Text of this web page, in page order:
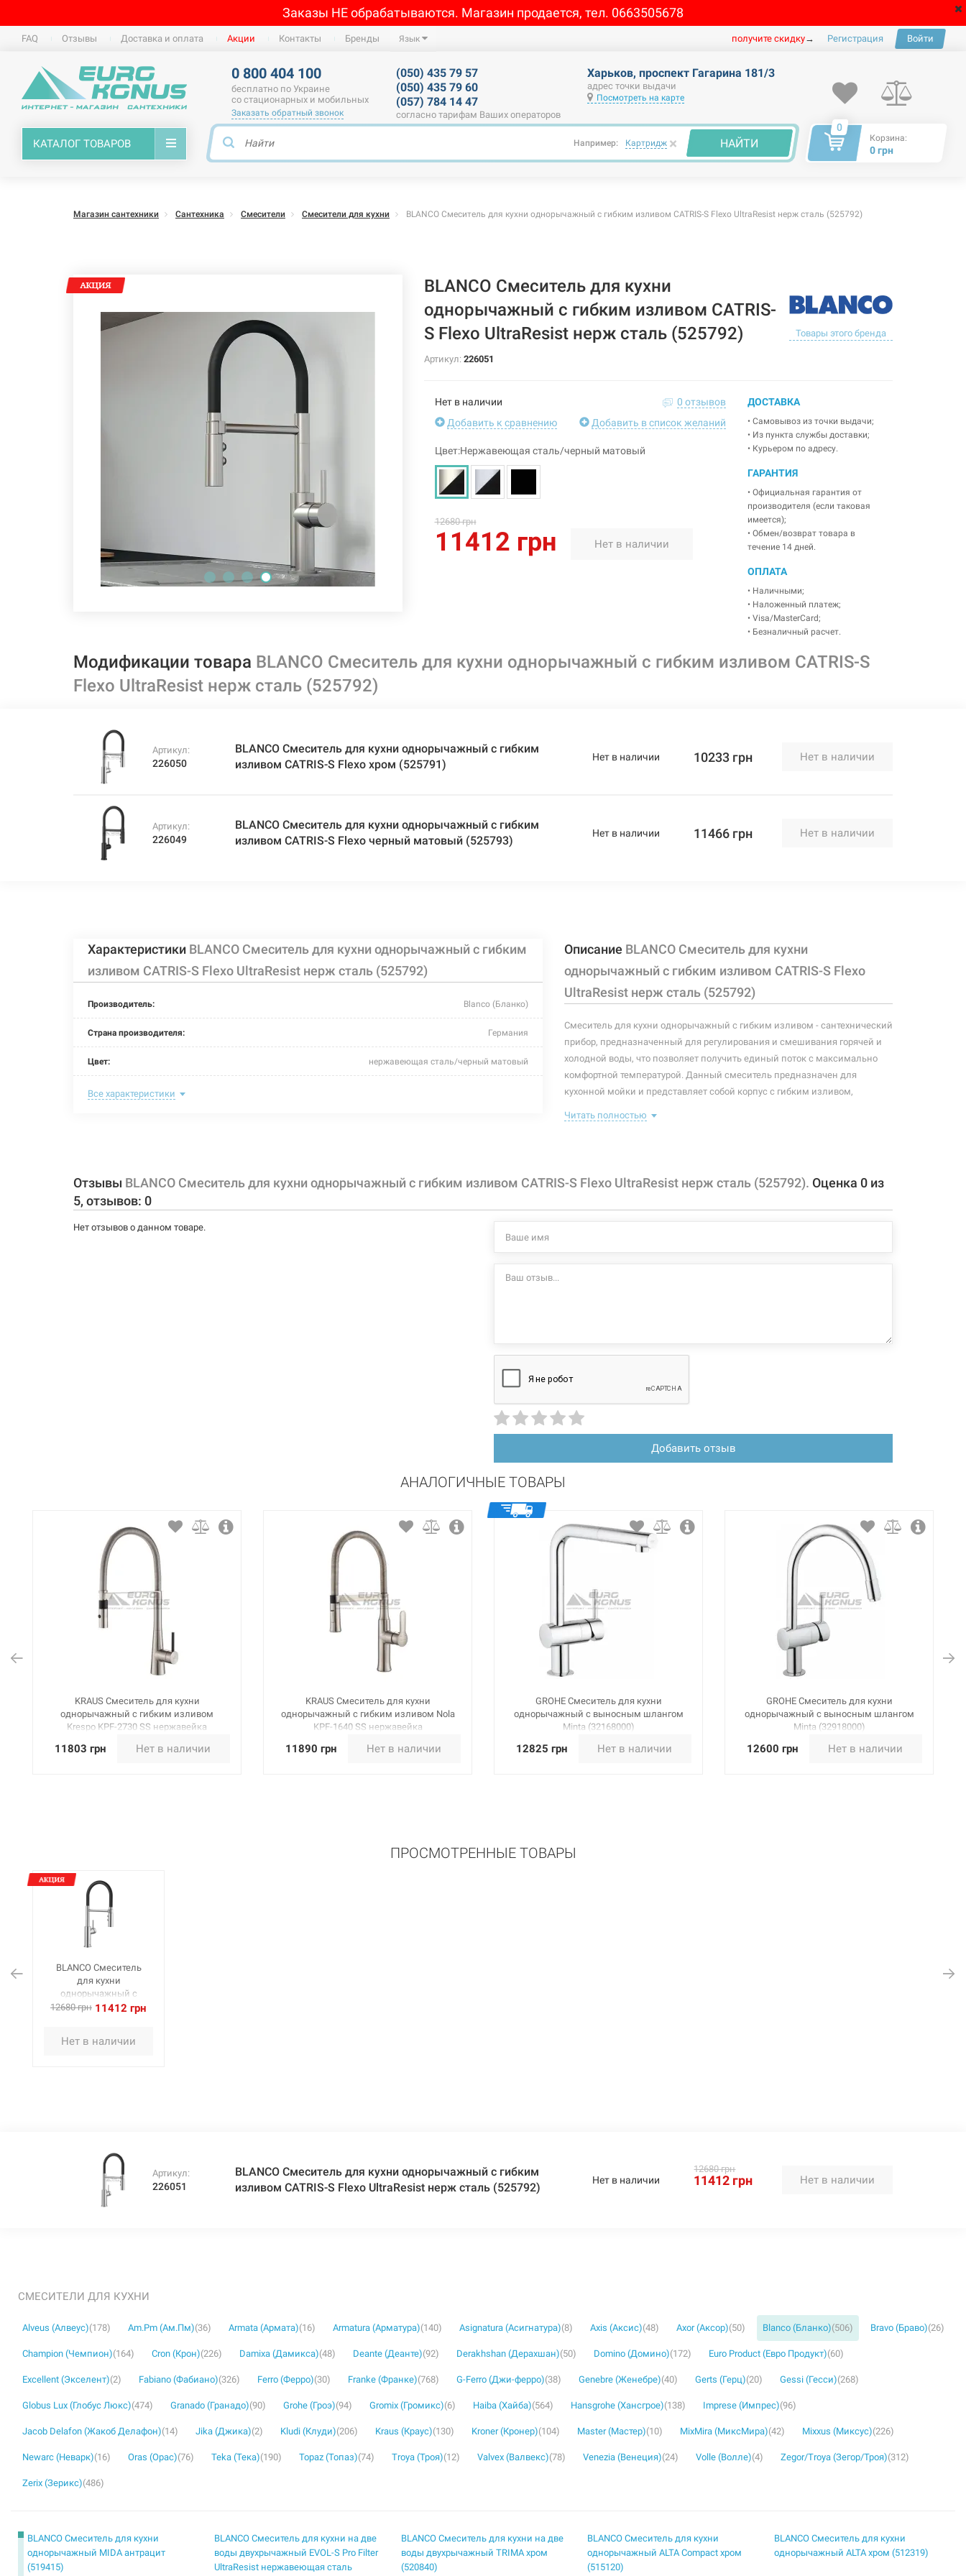
Заказы НЕ обрабатываются. Магазин продается, тел. 0663505678
FAQ Отзывы Доставка и оплата Акции Контакты Бренды Язык получите скидку→ Регистрация Войти
0 800 404 100
бесплатно по Украине
со стационарных и мобильных
Заказать обратный звонок
(050) 435 79 57
(050) 435 79 60
(057) 784 14 47
согласно тарифам Ваших операторов
Харьков, проспект Гагарина 181/3
адрес точки выдачи
Посмотреть на карте
КАТАЛОГ ТОВАРОВ Например: Картридж × НАЙТИ
0
Корзина:
0 грн
Магазин сантехники Сантехника Смесители Смесители для кухни BLANCO Смеситель для кухни однорычажный с гибким изливом CATRIS-S Flexo UltraResist нерж сталь (525792)
BLANCO Смеситель для кухни
однорычажный с гибким изливом CATRIS-
S Flexo UltraResist нерж сталь (525792)
Товары этого бренда
Артикул: 226051
Нет в наличии
0 отзывов
Добавить к сравнению
Добавить в список желаний
Цвет:Нержавеющая сталь/черный матовый
12680 грн
11412 грн Нет в наличии
ДОСТАВКА
• Самовывоз из точки выдачи;
• Из пункта службы доставки;
• Курьером по адресу.
ГАРАНТИЯ
• Официальная гарантия от
производителя (если таковая
имеется);
• Обмен/возврат товара в
течение 14 дней.
ОПЛАТА
• Наличными;
• Наложенный платеж;
• Visa/MasterCard;
• Безналичный расчет.
Модификации товара BLANCO Смеситель для кухни однорычажный с гибким изливом CATRIS-S
Flexo UltraResist нерж сталь (525792)
Артикул:
226050
BLANCO Смеситель для кухни однорычажный с гибким
изливом CATRIS-S Flexo хром (525791)
Нет в наличии 10233 грн Нет в наличии
Артикул:
226049
BLANCO Смеситель для кухни однорычажный с гибким
изливом CATRIS-S Flexo черный матовый (525793)
Нет в наличии 11466 грн Нет в наличии
Характеристики BLANCO Смеситель для кухни однорычажный с гибким
изливом CATRIS-S Flexo UltraResist нерж сталь (525792)
Производитель: Blanco (Бланко)
Страна производителя: Германия
Цвет: нержавеющая сталь/черный матовый
Назначение смесителя:
Тип конструкции: с гибким изливом
Тип смесителя (крана):
Материал корпуса смесителя (крана): латунь
Все характеристики
Описание BLANCO Смеситель для кухни
однорычажный с гибким изливом CATRIS-S Flexo
UltraResist нерж сталь (525792)
Смеситель для кухни однорычажный с гибким изливом - сантехнический
прибор, предназначенный для регулирования и смешивания горячей и
холодной воды, что позволяет получить единый поток с максимально
комфортной температурой. Данный смеситель предназначен для
кухонной мойки и представляет собой корпус с гибким изливом,
контролировать поток и температуру воды.
длина излива: 187 мм
Читать полностью
Отзывы BLANCO Смеситель для кухни однорычажный с гибким изливом CATRIS-S Flexo UltraResist нерж сталь (525792). Оценка 0 из
5, отзывов: 0
Нет отзывов о данном товаре.
Добавить отзыв
АНАЛОГИЧНЫЕ ТОВАРЫ
KRAUS Смеситель для кухни
однорычажный с гибким изливом
Krespo KPF-2730 SS нержавейка
11803 грн Нет в наличии
KRAUS Смеситель для кухни
однорычажный с гибким изливом Nola
KPF-1640 SS нержавейка
11890 грн Нет в наличии
GROHE Смеситель для кухни
однорычажный с выносным шлангом
Minta (32168000)
12825 грн Нет в наличии
GROHE Смеситель для кухни
однорычажный с выносным шлангом
Minta (32918000)
12600 грн Нет в наличии
ПРОСМОТРЕННЫЕ ТОВАРЫ
BLANCO Смеситель
для кухни
однорычажный с
гибким изливом
(525792)
12680 грн 11412 грн
Нет в наличии
Артикул:
226051
BLANCO Смеситель для кухни однорычажный с гибким
изливом CATRIS-S Flexo UltraResist нерж сталь (525792)
Нет в наличии
12680 грн
11412 грн Нет в наличии
СМЕСИТЕЛИ ДЛЯ КУХНИ
Alveus (Алвеус)(178) Am.Pm (Ам.Пм)(36) Armata (Армата)(16) Armatura (Арматура)(140) Asignatura (Асигнатура)(8) Axis (Аксис)(48) Axor (Аксор)(50) Blanco (Бланко)(506) Bravo (Браво)(26)
Champion (Чемпион)(164) Cron (Крон)(226) Damixa (Дамикса)(48) Deante (Деанте)(92) Derakhshan (Дерахшан)(50) Domino (Домино)(172) Euro Product (Евро Продукт)(60)
Excellent (Экселент)(2) Fabiano (Фабиано)(326) Ferro (Ферро)(30) Franke (Франке)(768) G-Ferro (Джи-ферро)(38) Genebre (Женебре)(40) Gerts (Герц)(20) Gessi (Гесси)(268)
Globus Lux (Глобус Люкс)(474) Granado (Гранадо)(90) Grohe (Гроэ)(94) Gromix (Громикс)(6) Haiba (Хайба)(564) Hansgrohe (Хансгрое)(138) Imprese (Импрес)(96)
Jacob Delafon (Жакоб Делафон)(14) Jika (Джика)(2) Kludi (Клуди)(206) Kraus (Краус)(130) Kroner (Кронер)(104) Master (Мастер)(10) MixMira (МиксМира)(42) Mixxus (Миксус)(226)
Newarc (Неварк)(16) Oras (Орас)(76) Teka (Тека)(190) Topaz (Топаз)(74) Troya (Троя)(12) Valvex (Валвекс)(78) Venezia (Венеция)(24) Volle (Волле)(4) Zegor/Troya (Зегор/Троя)(312)
Zerix (Зерикс)(486)
BLANCO Смеситель для кухни
однорычажный MIDA антрацит
(519415)
BLANCO Смеситель для кухни на две
воды двухрычажный EVOL-S Pro Filter
UltraResist нержавеющая сталь
BLANCO Смеситель для кухни на две
воды двухрычажный TRIMA хром
(520840)
BLANCO Смеситель для кухни
однорычажный ALTA Compact хром
(515120)
BLANCO Смеситель для кухни
однорычажный ALTA хром (512319)